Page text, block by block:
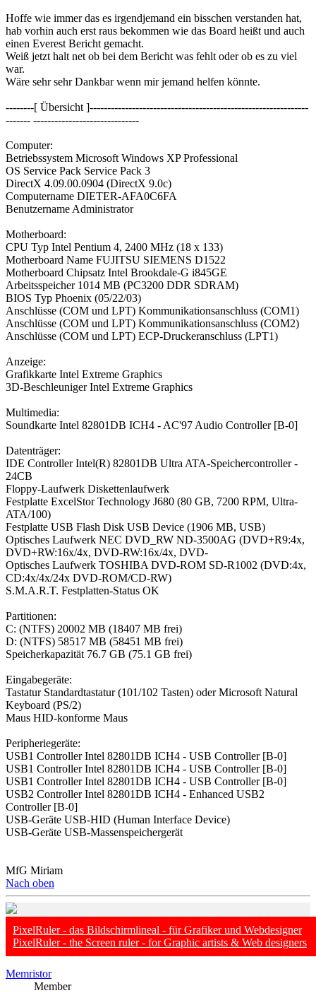
Hoffe wie immer das es irgendjemand ein bisschen verstanden hat,
hab vorhin auch erst raus bekommen wie das Board heißt und auch
einen Everest Bericht gemacht.
Weiß jetzt halt net ob bei dem Bericht was fehlt oder ob es zu viel
war.
Wäre sehr sehr Dankbar wenn mir jemand helfen könnte.
--------[ Übersicht ]--------------------------------------------------------------
------- ------------------------------
Computer:
Betriebssystem Microsoft Windows XP Professional
OS Service Pack Service Pack 3
DirectX 4.09.00.0904 (DirectX 9.0c)
Computername DIETER-AFA0C6FA
Benutzername Administrator
Motherboard:
CPU Typ Intel Pentium 4, 2400 MHz (18 x 133)
Motherboard Name FUJITSU SIEMENS D1522
Motherboard Chipsatz Intel Brookdale-G i845GE
Arbeitsspeicher 1014 MB (PC3200 DDR SDRAM)
BIOS Typ Phoenix (05/22/03)
Anschlüsse (COM und LPT) Kommunikationsanschluss (COM1)
Anschlüsse (COM und LPT) Kommunikationsanschluss (COM2)
Anschlüsse (COM und LPT) ECP-Druckeranschluss (LPT1)
Anzeige:
Grafikkarte Intel Extreme Graphics
3D-Beschleuniger Intel Extreme Graphics
Multimedia:
Soundkarte Intel 82801DB ICH4 - AC'97 Audio Controller [B-0]
Datenträger:
IDE Controller Intel(R) 82801DB Ultra ATA-Speichercontroller -
24CB
Floppy-Laufwerk Diskettenlaufwerk
Festplatte ExcelStor Technology J680 (80 GB, 7200 RPM, Ultra-
ATA/100)
Festplatte USB Flash Disk USB Device (1906 MB, USB)
Optisches Laufwerk NEC DVD_RW ND-3500AG (DVD+R9:4x,
DVD+RW:16x/4x, DVD-RW:16x/4x, DVD-
Optisches Laufwerk TOSHIBA DVD-ROM SD-R1002 (DVD:4x,
CD:4x/4x/24x DVD-ROM/CD-RW)
S.M.A.R.T. Festplatten-Status OK
Partitionen:
C: (NTFS) 20002 MB (18407 MB frei)
D: (NTFS) 58517 MB (58451 MB frei)
Speicherkapazität 76.7 GB (75.1 GB frei)
Eingabegeräte:
Tastatur Standardtastatur (101/102 Tasten) oder Microsoft Natural
Keyboard (PS/2)
Maus HID-konforme Maus
Peripheriegeräte:
USB1 Controller Intel 82801DB ICH4 - USB Controller [B-0]
USB1 Controller Intel 82801DB ICH4 - USB Controller [B-0]
USB1 Controller Intel 82801DB ICH4 - USB Controller [B-0]
USB2 Controller Intel 82801DB ICH4 - Enhanced USB2
Controller [B-0]
USB-Geräte USB-HID (Human Interface Device)
USB-Geräte USB-Massenspeichergerät
MfG Miriam
Nach oben
PixelRuler - das Bildschirmlineal - für Grafiker und Webdesigner
PixelRuler - the Screen ruler - for Graphic artists & Web designers
Memristor
Member